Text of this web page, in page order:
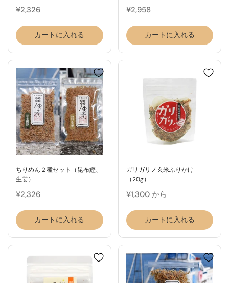
¥2,326
カートに入れる
¥2,958
カートに入れる
ちりめん２種セット（昆布鰹、
生姜）
¥2,326
カートに入れる
ガリガリノ玄米ふりかけ
（20g）
¥1,300 から
カートに入れる